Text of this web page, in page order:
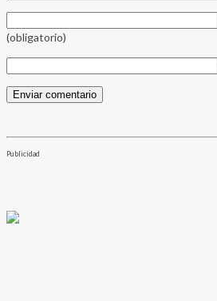
(obligatorio)
Publicidad